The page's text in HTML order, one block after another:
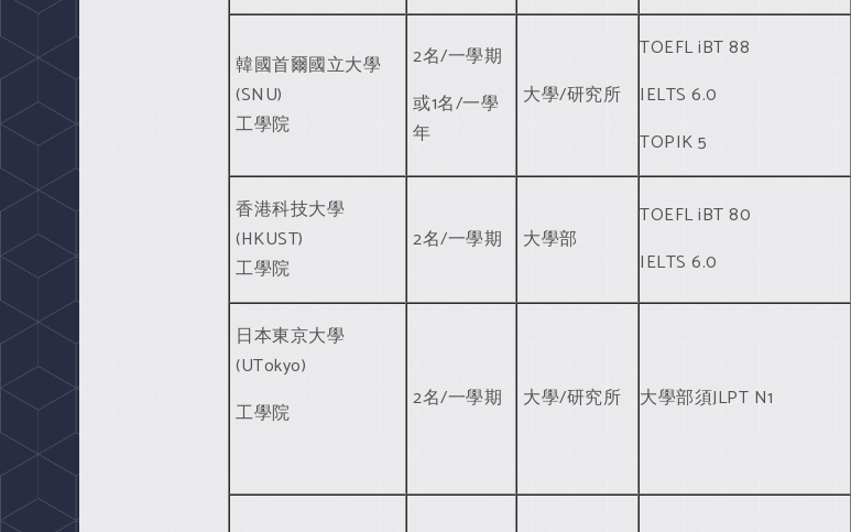
韓國首爾國立大學
(SNU)
工學院
2名/一學期
或1名/一學
年
大學/研究所
TOEFL iBT 88
IELTS 6.0
TOPIK 5
香港科技大學
(HKUST)
工學院
2名/一學期 大學部
TOEFL iBT 80
IELTS 6.0
日本東京大學
(UTokyo)
工學院
2名/一學期 大學/研究所 大學部須JLPT N1